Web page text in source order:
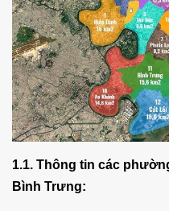
1.1. Thông tin các
Bình Trưng: